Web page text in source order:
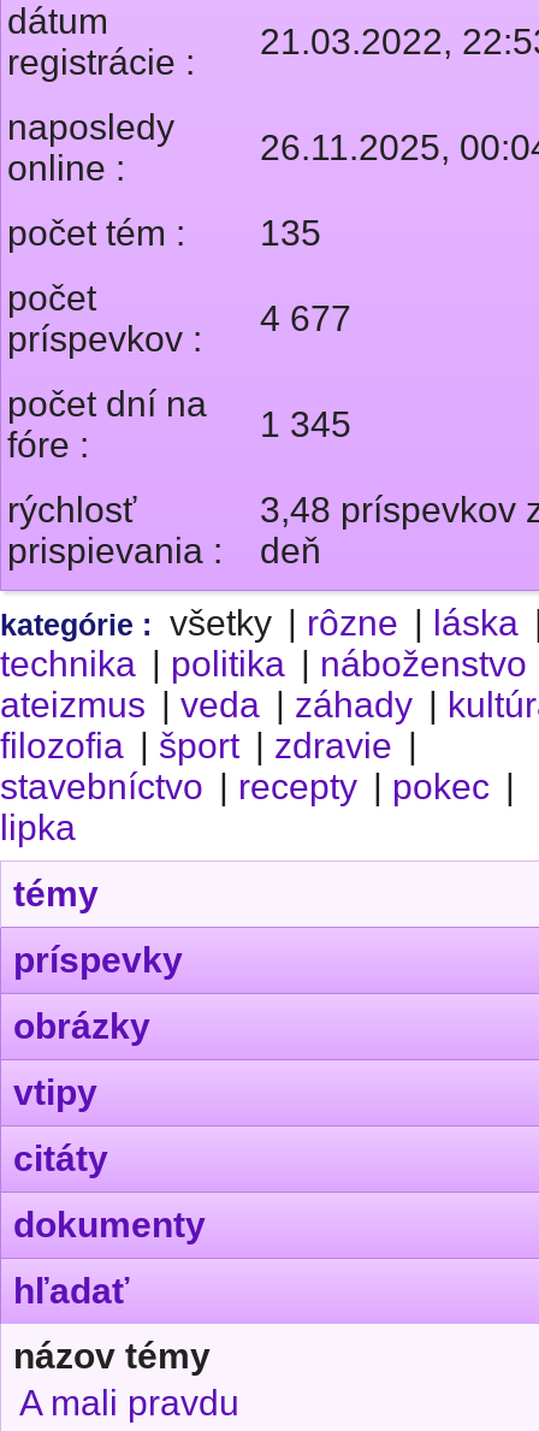
dátum
registrácie :
21.03.2022,
naposledy
online :
26.11.2025,
počet tém :
135
počet
príspevkov :
4 677
počet dní na
fóre :
1 345
rýchlosť
prispievania :
3,48 príspevkov
deň
kategórie : všetky | rôzne | láska
technika | politika | náboženstvo
ateizmus | veda | záhady |
filozofia | šport | zdravie |
stavebníctvo | recepty | pokec |
lipka
témy
príspevky
obrázky
vtipy
citáty
dokumenty
hľadať
názov témy
A mali pravdu